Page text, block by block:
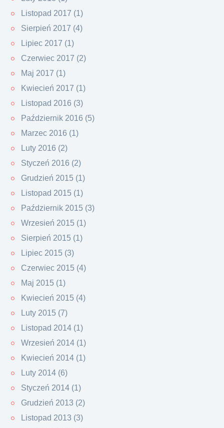
Listopad 2017 (1)
Sierpień 2017 (4)
Lipiec 2017 (1)
Czerwiec 2017 (2)
Maj 2017 (1)
Kwiecień 2017 (1)
Listopad 2016 (3)
Październik 2016 (5)
Marzec 2016 (1)
Luty 2016 (2)
Styczeń 2016 (2)
Grudzień 2015 (1)
Listopad 2015 (1)
Październik 2015 (3)
Wrzesień 2015 (1)
Sierpień 2015 (1)
Lipiec 2015 (3)
Czerwiec 2015 (4)
Maj 2015 (1)
Kwiecień 2015 (4)
Luty 2015 (7)
Listopad 2014 (1)
Wrzesień 2014 (1)
Kwiecień 2014 (1)
Luty 2014 (6)
Styczeń 2014 (1)
Grudzień 2013 (2)
Listopad 2013 (3)